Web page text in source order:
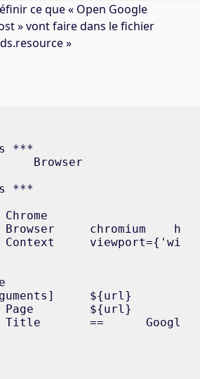
ce que « Open Google
» vont faire dans le fichier
»
***
Browser
***
Title       ==      Google